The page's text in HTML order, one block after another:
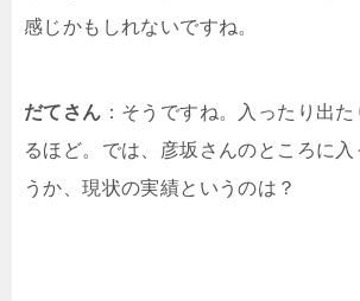
感じかもしれないですね。
だてさん ：そうですね。入ったり出
るほど。では、彦坂さんのところに
うか、現状の実績というのは？